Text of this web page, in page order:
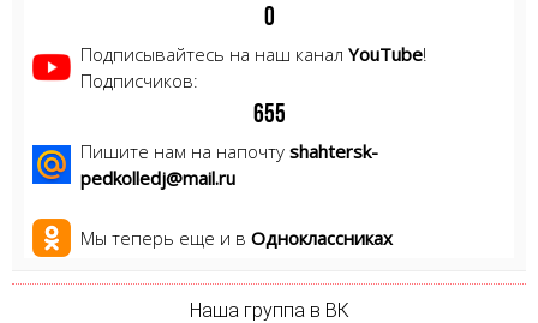
0
Подписывайтесь на наш канал YouTube!
Подписчиков:
655
Пишите нам на напочту shahtersk-
pedkolledj@mail.ru
Мы теперь еще и в Одноклассниках
Наша группа в ВК